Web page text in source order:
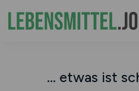
... etwas ist